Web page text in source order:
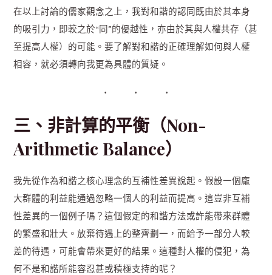
在以上討論的儒家觀念之上，我對和諧的認同既由於其本身
的吸引力，即較之於“同”的優越性，亦由於其與人權共存（甚
至提高人權）的可能。要了解對和諧的正確理解如何與人權
相容，就必須轉向我更為具體的質疑。
三、非計算的平衡（Non-
Arithmetic Balance）
我先從作為和諧之核心理念的互補性差異說起。假設一個龐
大群體的利益能通過忽略一個人的利益而提高。這豈非互補
性差異的一個例子嗎？這個假定的和諧方法或許能帶來群體
的繁盛和壯大。放棄待遇上的整齊劃一，而給予一部分人較
差的待遇，可能會帶來更好的結果。這種對人權的侵犯，為
何不是和諧所能容忍甚或積極支持的呢？